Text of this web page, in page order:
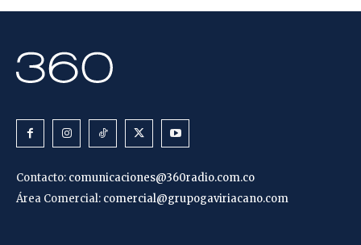
Contacto: comunicaciones@360radio.com.co
Área Comercial: comercial@grupogaviriacano.com